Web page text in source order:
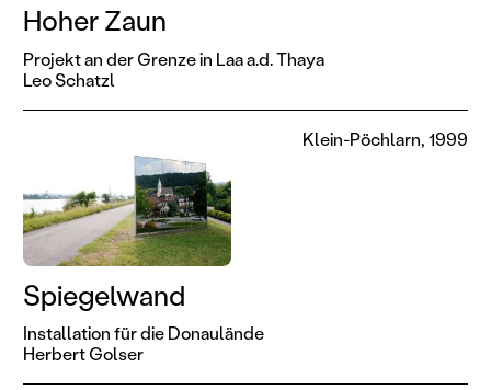
Hoher Zaun
Projekt an der Grenze in Laa a.d. Thaya
Leo Schatzl
Spiegelwand
Installation für die Donaulände
Herbert Golser
Klein-Pöchlarn, 1999